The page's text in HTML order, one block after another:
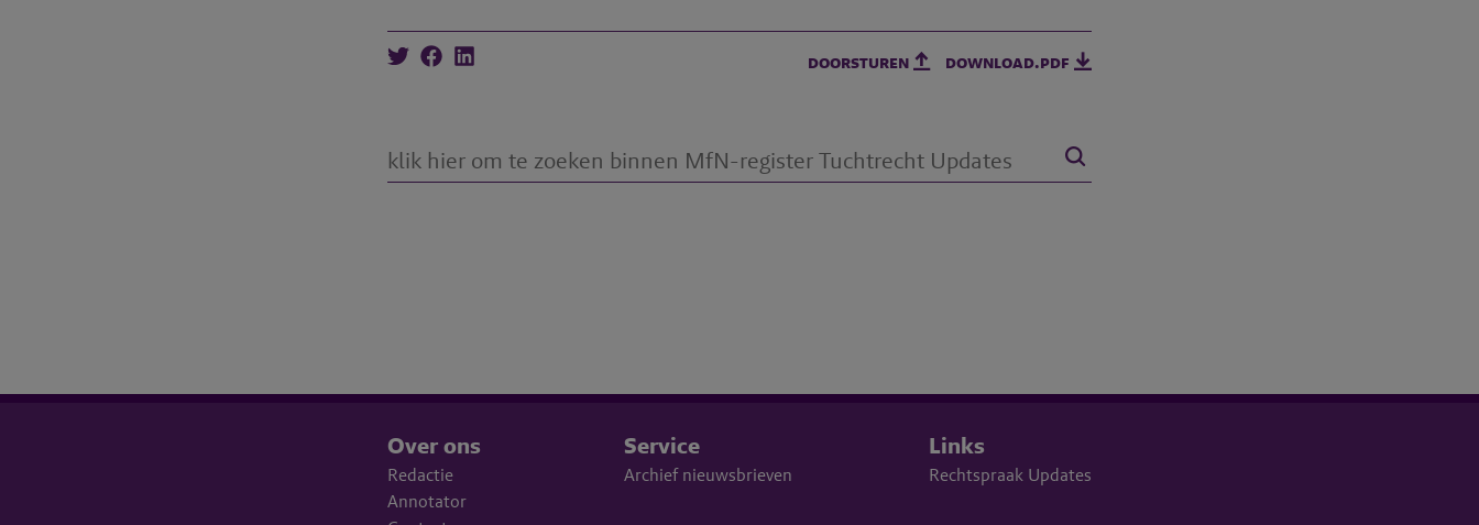
doorsturen download.pdf
Over ons
Redactie
Annotator
Service
Archief nieuwsbrieven
Links
Rechtspraak Updates